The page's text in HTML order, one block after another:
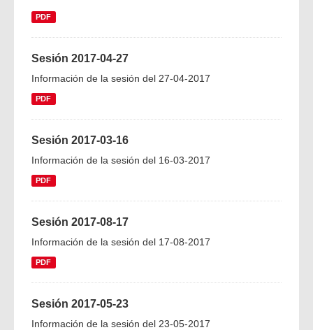
PDF
Sesión 2017-04-27
Información de la sesión del 27-04-2017
PDF
Sesión 2017-03-16
Información de la sesión del 16-03-2017
PDF
Sesión 2017-08-17
Información de la sesión del 17-08-2017
PDF
Sesión 2017-05-23
Información de la sesión del 23-05-2017